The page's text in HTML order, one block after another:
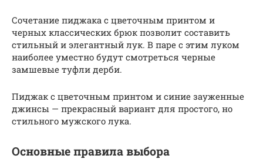
Сочетание пиджака с цветочным принтом и
черных классических брюк позволит составить
стильный и элегантный лук. В паре с этим луком
наиболее уместно будут смотреться черные
замшевые туфли дерби.
Пиджак с цветочным принтом и синие зауженные
джинсы — прекрасный вариант для простого, но
стильного мужского лука.
Основные правила выбора